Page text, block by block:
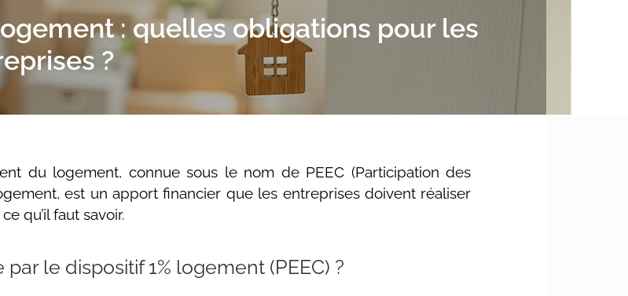
: quelles obligations pour les
?
du logement, connue sous le nom de PEEC (Participation des
est un apport financier que les entreprises doivent réaliser
qu’il faut savoir.
le dispositif 1% logement (PEEC) ?